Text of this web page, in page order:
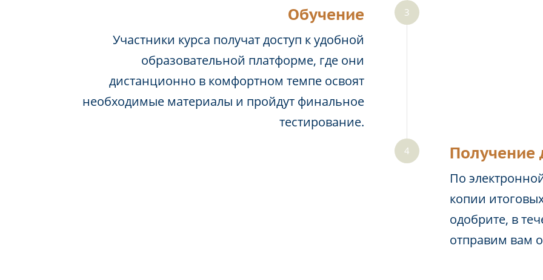
Обучение
Участники курса получат доступ к удобной
образовательной платформе, где они
дистанционно в комфортном темпе освоят
необходимые материалы и пройдут финальное
тестирование.
Получение
По
копии
одобрите, в
отправим вам